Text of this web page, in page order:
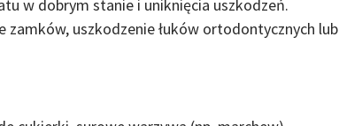
w dobrym stanie i uniknięcia uszkodzeń.
uszkodzenie łuków ortodontycznych lub